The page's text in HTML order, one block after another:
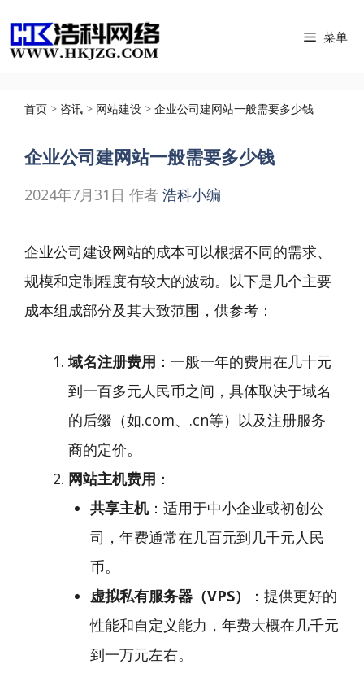
至
菜单
首页 > 咨讯 > 网站建设 > 企业公司建网站一般需要多少钱
企业公司建网站一般需要多少钱
2024年7月31日 作者 浩科小编
企业公司建设网站的成本可以根据不同的需求、
规模和定制程度有较大的波动。以下是几个主要
成本组成部分及其大致范围，供参考：
域名注册费用 ：一般一年的费用在几十元
到一百多元人民币之间，具体取决于域名
的后缀（如.com、.cn等）以及注册服务
商的定价。
网站主机费用 ：
共享主机：适用于中小企业或初创公
司，年费通常在几百元到几千元人民
币。
虚拟私有服务器（VPS）
：提供更好的
性能和自定义能力，年费大概在几千元
到一万元左右。